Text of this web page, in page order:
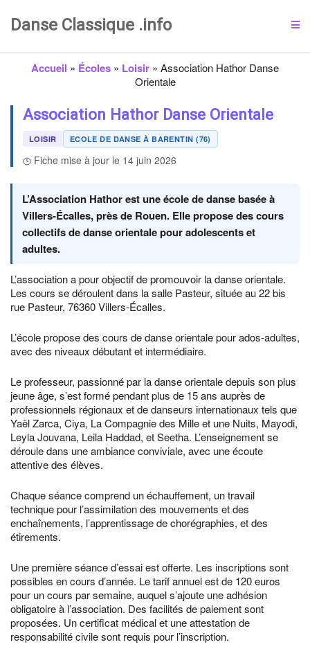
Danse Classique .info
Accueil » Écoles » Loisir » Association Hathor Danse
Orientale
Association Hathor Danse Orientale
LOISIR ECOLE DE DANSE À BARENTIN (76)
Fiche mise à jour le 14 juin 2026
L’Association Hathor est une école de danse basée à
Villers-Écalles, près de Rouen. Elle propose des cours
collectifs de danse orientale pour adolescents et
adultes.
L’association a pour objectif de promouvoir la danse orientale.
Les cours se déroulent dans la salle Pasteur, située au 22 bis
rue Pasteur, 76360 Villers-Écalles.
L’école propose des cours de danse orientale pour ados-adultes,
avec des niveaux débutant et intermédiaire.
Le professeur, passionné par la danse orientale depuis son plus
jeune âge, s’est formé pendant plus de 15 ans auprès de
professionnels régionaux et de danseurs internationaux tels que
Yaël Zarca, Ciya, La Compagnie des Mille et une Nuits, Mayodi,
Leyla Jouvana, Leila Haddad, et Seetha. L’enseignement se
déroule dans une ambiance conviviale, avec une écoute
attentive des élèves.
Chaque séance comprend un échauffement, un travail
technique pour l’assimilation des mouvements et des
enchaînements, l’apprentissage de chorégraphies, et des
étirements.
Une première séance d’essai est offerte. Les inscriptions sont
possibles en cours d’année. Le tarif annuel est de 120 euros
pour un cours par semaine, auquel s’ajoute une adhésion
obligatoire à l’association. Des facilités de paiement sont
proposées. Un certificat médical et une attestation de
responsabilité civile sont requis pour l’inscription.